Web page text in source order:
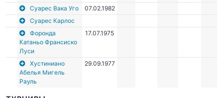
Суарес Вака Уго
07.02.1982
Суарес Карлос
Форонда
Катаньо Франсиско
Луси
17.07.1975
Хустиниано
Абелья Мигель
Рауль
29.09.1977